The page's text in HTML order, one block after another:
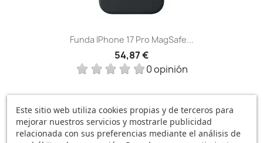
Funda IPhone 17 Pro MagSafe...
54,87 €
0 opinión
favorite_border
Este sitio web utiliza cookies propias y de terceros para
mejorar nuestros servicios y mostrarle publicidad
relacionada con sus preferencias mediante el análisis de